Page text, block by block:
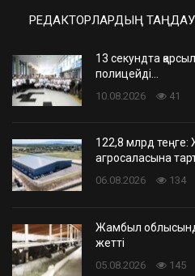
РЕДАКТОРЛАРДЫҢ
13 секундта
полицейді…
10.08.2026 41
122,8 млрд
агросаласына
06.08.2026 134
Жамбыл
жетті
05.08.2026 145